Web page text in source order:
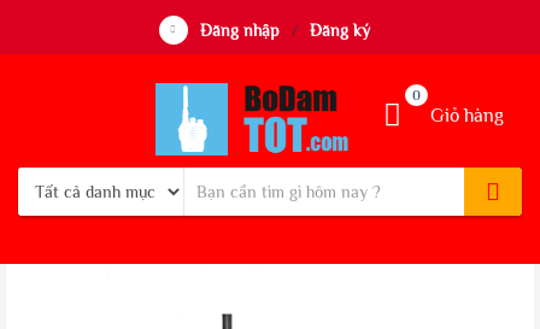
Đăng nhập / Đăng ký
Giỏ hàng
0